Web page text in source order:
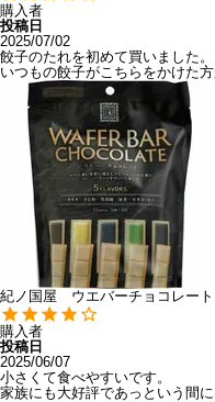
購入者
投稿日
2025/07/02
餃子のたれを初めて買いました。
いつもの餃子がこちらをかけた
紀ノ国屋 ウエバーチョコレート
購入者
投稿日
2025/06/07
小さくて食べやすいです。
家族にも大好評であっという間